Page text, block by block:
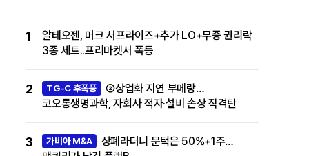
1
알테오젠, 머크 서프라이즈+추가 LO+무증 권리락
3종 세트..프리마켓서 폭등
2 TG-C 후폭풍
②상업화 지연 부메랑…
코오롱생명과학, 자회사 적자·설비 손상 직격탄
3 가비아 M&A
상폐라더니 문턱은 50%+1주…